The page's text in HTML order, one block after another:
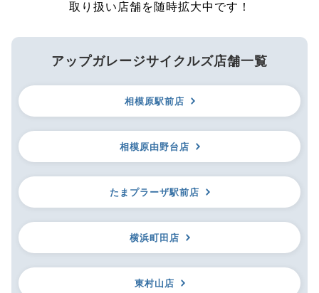
取り扱い店舗を随時拡大中です！
アップガレージサイクルズ店舗一覧
相模原駅前店
相模原由野台店
たまプラーザ駅前店
横浜町田店
東村山店